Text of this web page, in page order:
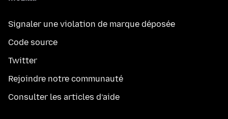
Signaler une violation de marque déposée
Code source
Twitter
Rejoindre notre communauté
Consulter les articles d’aide